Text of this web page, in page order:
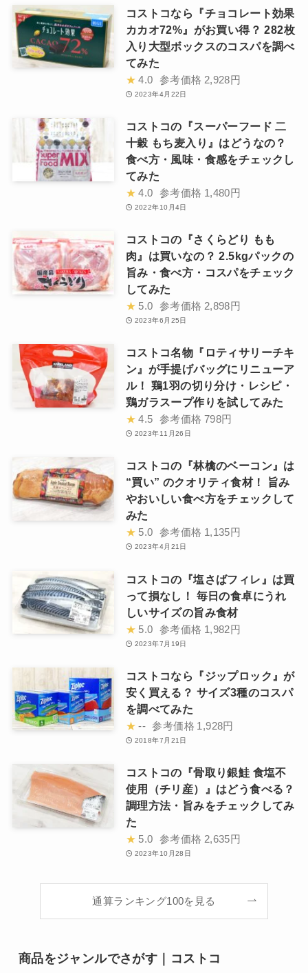
コストコなら『チョコレート効果
カカオ72%』がお買い得？ 282枚
入り大型ボックスのコスパを調べ
てみた
★ 4.0 参考価格 2,928円
2023年4月22日
コストコの『スーパーフード 二
十穀 もち麦入り』はどうなの？
食べ方・風味・食感をチェックし
てみた
★ 4.0 参考価格 1,480円
2022年10月4日
コストコの『さくらどり もも
肉』は買いなの？ 2.5kgパックの
旨み・食べ方・コスパをチェック
してみた
★ 5.0 参考価格 2,898円
2023年6月25日
コストコ名物『ロティサリーチキ
ン』が手提げバッグにリニューア
ル！ 鶏1羽の切り分け・レシピ・
鶏ガラスープ作りを試してみた
★ 4.5 参考価格 798円
2023年11月26日
コストコの『林檎のベーコン』は
“買い” のクオリティ食材！ 旨み
やおいしい食べ方をチェックして
みた
★ 5.0 参考価格 1,135円
2023年4月21日
コストコの『塩さばフィレ』は買
って損なし！ 毎日の食卓にうれ
しいサイズの旨み食材
★ 5.0 参考価格 1,982円
2023年7月19日
コストコなら『ジップロック』が
安く買える？ サイズ3種のコスパ
を調べてみた
★ -- 参考価格 1,928円
2018年7月21日
コストコの『骨取り銀鮭 食塩不
使用（チリ産）』はどう食べる？
調理方法・旨みをチェックしてみ
た
★ 5.0 参考価格 2,635円
2023年10月28日
通算ランキング100を見る
商品をジャンルでさがす｜コストコ